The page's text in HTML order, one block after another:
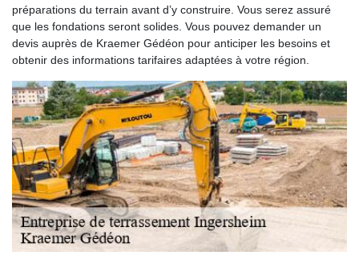
préparations du terrain avant d’y construire. Vous serez assuré
que les fondations seront solides. Vous pouvez demander un
devis auprès de Kraemer Gédéon pour anticiper les besoins et
obtenir des informations tarifaires adaptées à votre région.